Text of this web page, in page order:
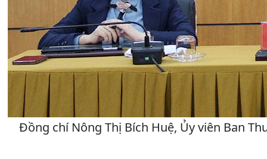
Đồng chí Nông Thị Bích Huệ, Ủy viên Ban